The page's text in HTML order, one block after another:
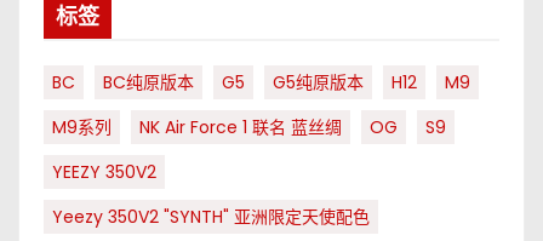
标签
BC BC纯原版本 G5 G5纯原版本 H12
M9
M9系列
NK Air Force 1 联名 蓝丝绸 OG
S9
YEEZY 350V2
Yeezy 350V2 "SYNTH" 亚洲限定天使配色